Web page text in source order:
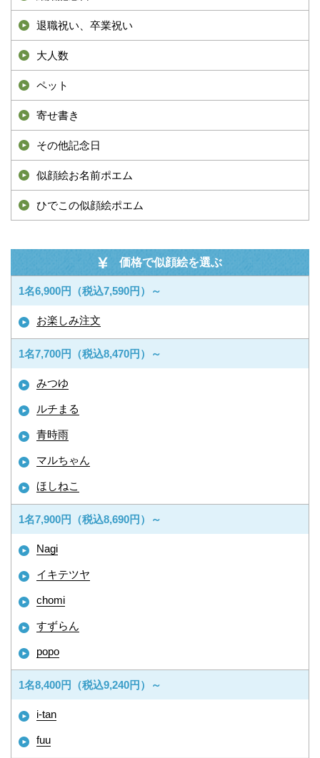
退職祝い、卒業祝い
大人数
ペット
寄せ書き
その他記念日
似顔絵お名前ポエム
ひでこの似顔絵ポエム
価格で似顔絵を選ぶ
1名6,900円（税込7,590円）～
お楽しみ注文
1名7,700円（税込8,470円）～
みつゆ
ルチまる
青時雨
マルちゃん
ほしねこ
1名7,900円（税込8,690円）～
Nagi
イキテツヤ
chomi
すずらん
popo
1名8,400円（税込9,240円）～
i-tan
fuu